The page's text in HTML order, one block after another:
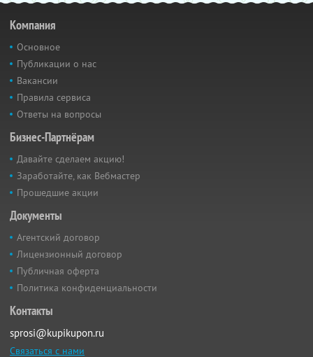
Компания
Основное
Публикации о нас
Вакансии
Правила сервиса
Ответы на вопросы
Бизнес-Партнёрам
Давайте сделаем акцию!
Заработайте, как Вебмастер
Прошедшие акции
Документы
Агентский договор
Лицензионный договор
Публичная оферта
Политика конфиденциальности
Контакты
sprosi@kupikupon.ru
Связаться с нами